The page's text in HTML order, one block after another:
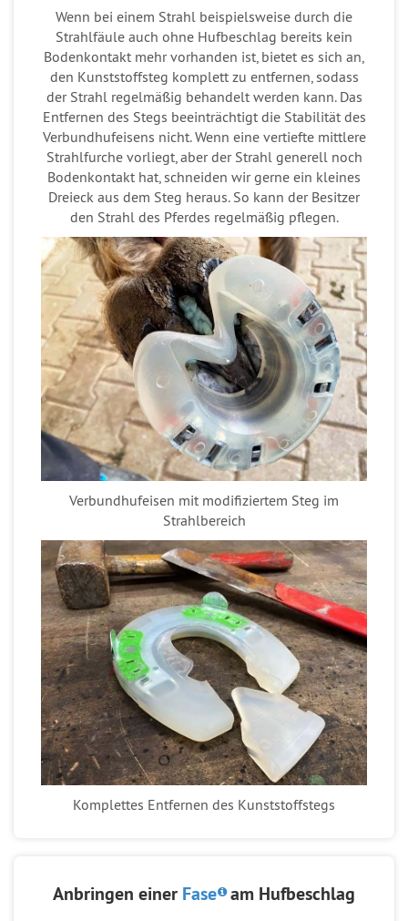
Wenn bei einem Strahl beispielsweise durch die
Strahlfäule auch ohne Hufbeschlag bereits kein
Bodenkontakt mehr vorhanden ist, bietet es sich an,
den Kunststoffsteg komplett zu entfernen, sodass
der Strahl regelmäßig behandelt werden kann. Das
Entfernen des Stegs beeinträchtigt die Stabilität des
Verbundhufeisens nicht. Wenn eine vertiefte mittlere
Strahlfurche vorliegt, aber der Strahl generell noch
Bodenkontakt hat, schneiden wir gerne ein kleines
Dreieck aus dem Steg heraus. So kann der Besitzer
den Strahl des Pferdes regelmäßig pflegen.
Verbundhufeisen mit modifiziertem Steg im
Strahlbereich
Komplettes Entfernen des Kunststoffstegs
Anbringen einer Fase am Hufbeschlag